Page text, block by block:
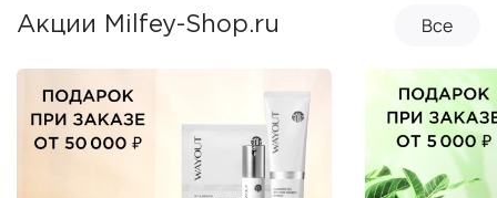
Акции Milfey-Shop.ru Все